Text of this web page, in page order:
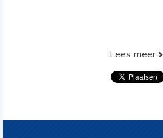
Lees meer